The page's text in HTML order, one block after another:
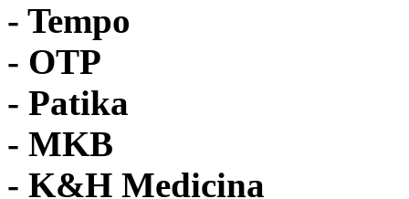
- Tempo
- OTP
- Patika
- MKB
- K&H Medicina